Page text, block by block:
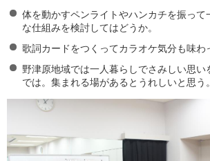
体を動かすペンライトやハンカチを振って
な仕組みを検討してはどうか。
歌詞カードをつくってカラオケ気分も味わ
野津原地域では一人暮らしでさみしい思
では。集まれる場があるとうれしいと思う。